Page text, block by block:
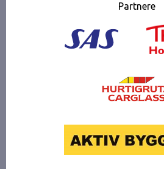
Partnere